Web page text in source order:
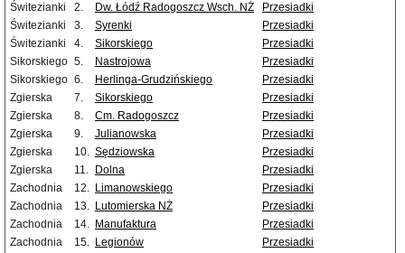
Świtezianki
2. Dw. Łódź Radogoszcz Wsch. NŻ
Przesiadki
Świtezianki
3. Syrenki
Przesiadki
Świtezianki
4. Sikorskiego
Przesiadki
Sikorskiego 5. Nastrojowa
Przesiadki
Sikorskiego 6. Herlinga-Grudzińskiego
Przesiadki
Zgierska
7. Sikorskiego
Przesiadki
Zgierska
8. Cm. Radogoszcz
Przesiadki
Zgierska
9. Julianowska
Przesiadki
Zgierska
10. Sędziowska
Przesiadki
Zgierska
11. Dolna
Przesiadki
Zachodnia
12. Limanowskiego
Przesiadki
Zachodnia
13. Lutomierska NŻ
Przesiadki
Zachodnia
14. Manufaktura
Przesiadki
Zachodnia
15. Legionów Przesiadki